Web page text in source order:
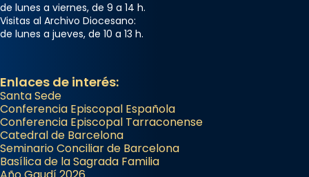
de lunes a viernes, de 9 a 14 h.
Visitas al Archivo Diocesano:
de lunes a jueves, de 10 a 13 h.
Enlaces de interés:
Santa Sede
Conferencia Episcopal Española
Conferencia Episcopal Tarraconense
Catedral de Barcelona
Seminario Conciliar de Barcelona
Basílica de la Sagrada Familia